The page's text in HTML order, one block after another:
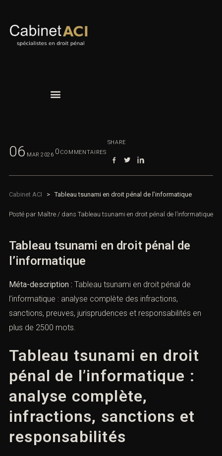
06 MAR 2026 0 COMMENTAIRES
SHARE
Cabinet ACI > Tableau tsunami en droit pénal de l’informatique
Posté par Maître / dans Tableau tsunami en droit pénal de
Tableau tsunami en droit pénal de
l’informatique
Méta-description :
Tableau tsunami en droit pénal de
l’informatique : analyse complète des infractions,
sanctions, preuves, jurisprudences et responsabilités en
Tableau tsunami en droit
pénal de l’informatique :
analyse complète,
infractions, sanctions et
responsabilités